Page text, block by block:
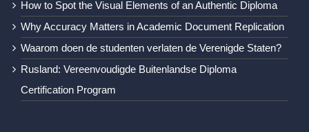
How to Spot the Visual Elements of an Authentic Diploma
Why Accuracy Matters in Academic Document Replication
Waarom doen de studenten verlaten de Verenigde Staten?
Rusland: Vereenvoudigde Buitenlandse Diploma
Certification Program